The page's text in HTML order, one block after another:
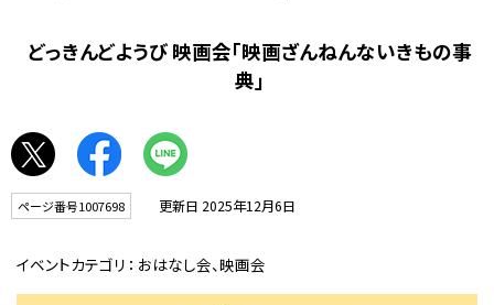
どっきんどようび 映画会「映画ざんねんないきもの事
典」
ページ番号1007698 更新日 2025年12月6日
イベントカテゴリ： おはなし会、映画会